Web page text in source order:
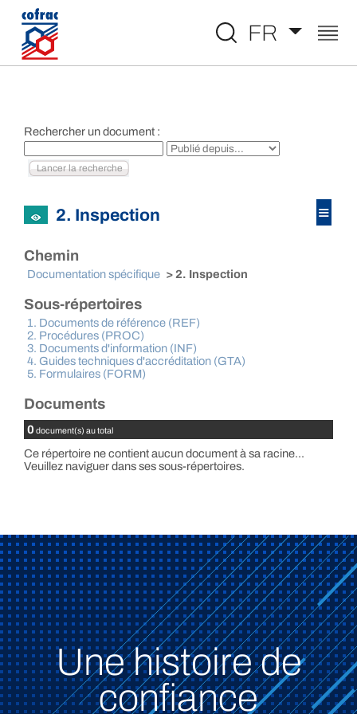
Aller au contenu
FR
Rechercher un document :
2. Inspection ≡
Chemin
Documentation spécifique > 2. Inspection
Sous-répertoires
1. Documents de référence (REF)
2. Procédures (PROC)
3. Documents d'information (INF)
4. Guides techniques d'accréditation (GTA)
5. Formulaires (FORM)
Documents
0 document(s) au total
Ce répertoire ne contient aucun document à sa racine...
Veuillez naviguer dans ses sous-répertoires.
Une histoire de
confiance